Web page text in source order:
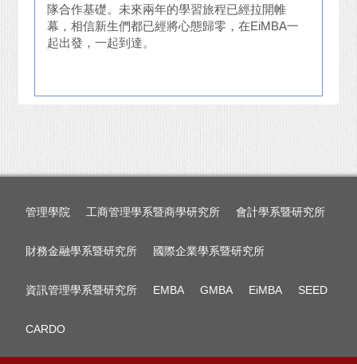
隊合作基礎。未來兩年的學習旅程已經拉開帷
幕，相信新生們都已經將心態歸零，在EiMBA一
起出發，一起到達。
管理學院 工商管理學系暨商學研究所 會計學系暨研究所
財務金融學系暨研究所 國際企業學系暨研究所
資訊管理學系暨研究所 EMBA GMBA EiMBA SEED
CARDO